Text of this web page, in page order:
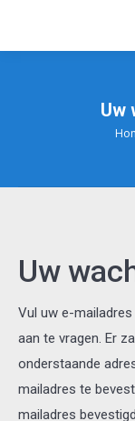
Uw
Je
Uw
Vul uw e-
aan te vragen. Er
onderstaande
mailadres te
mailadres